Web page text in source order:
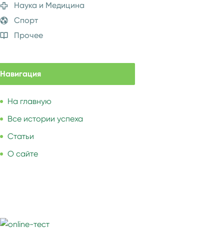
Наука и Медицина
Спорт
Прочее
Навигация
На главную
Все истории успеха
Статьи
О сайте